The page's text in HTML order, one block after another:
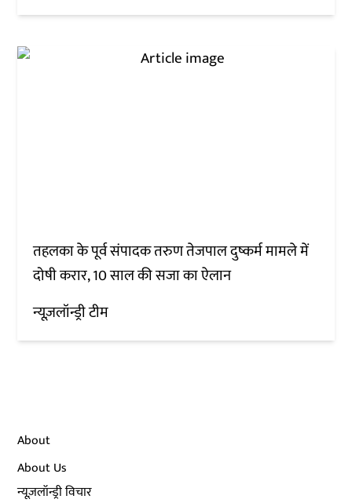
तहलका के पूर्व संपादक तरुण तेजपाल दुष्कर्म मामले में
दोषी करार, 10 साल की सजा का ऐलान
न्यूज़लॉन्ड्री टीम
About
About Us
न्यूज़लॉन्ड्री विचार